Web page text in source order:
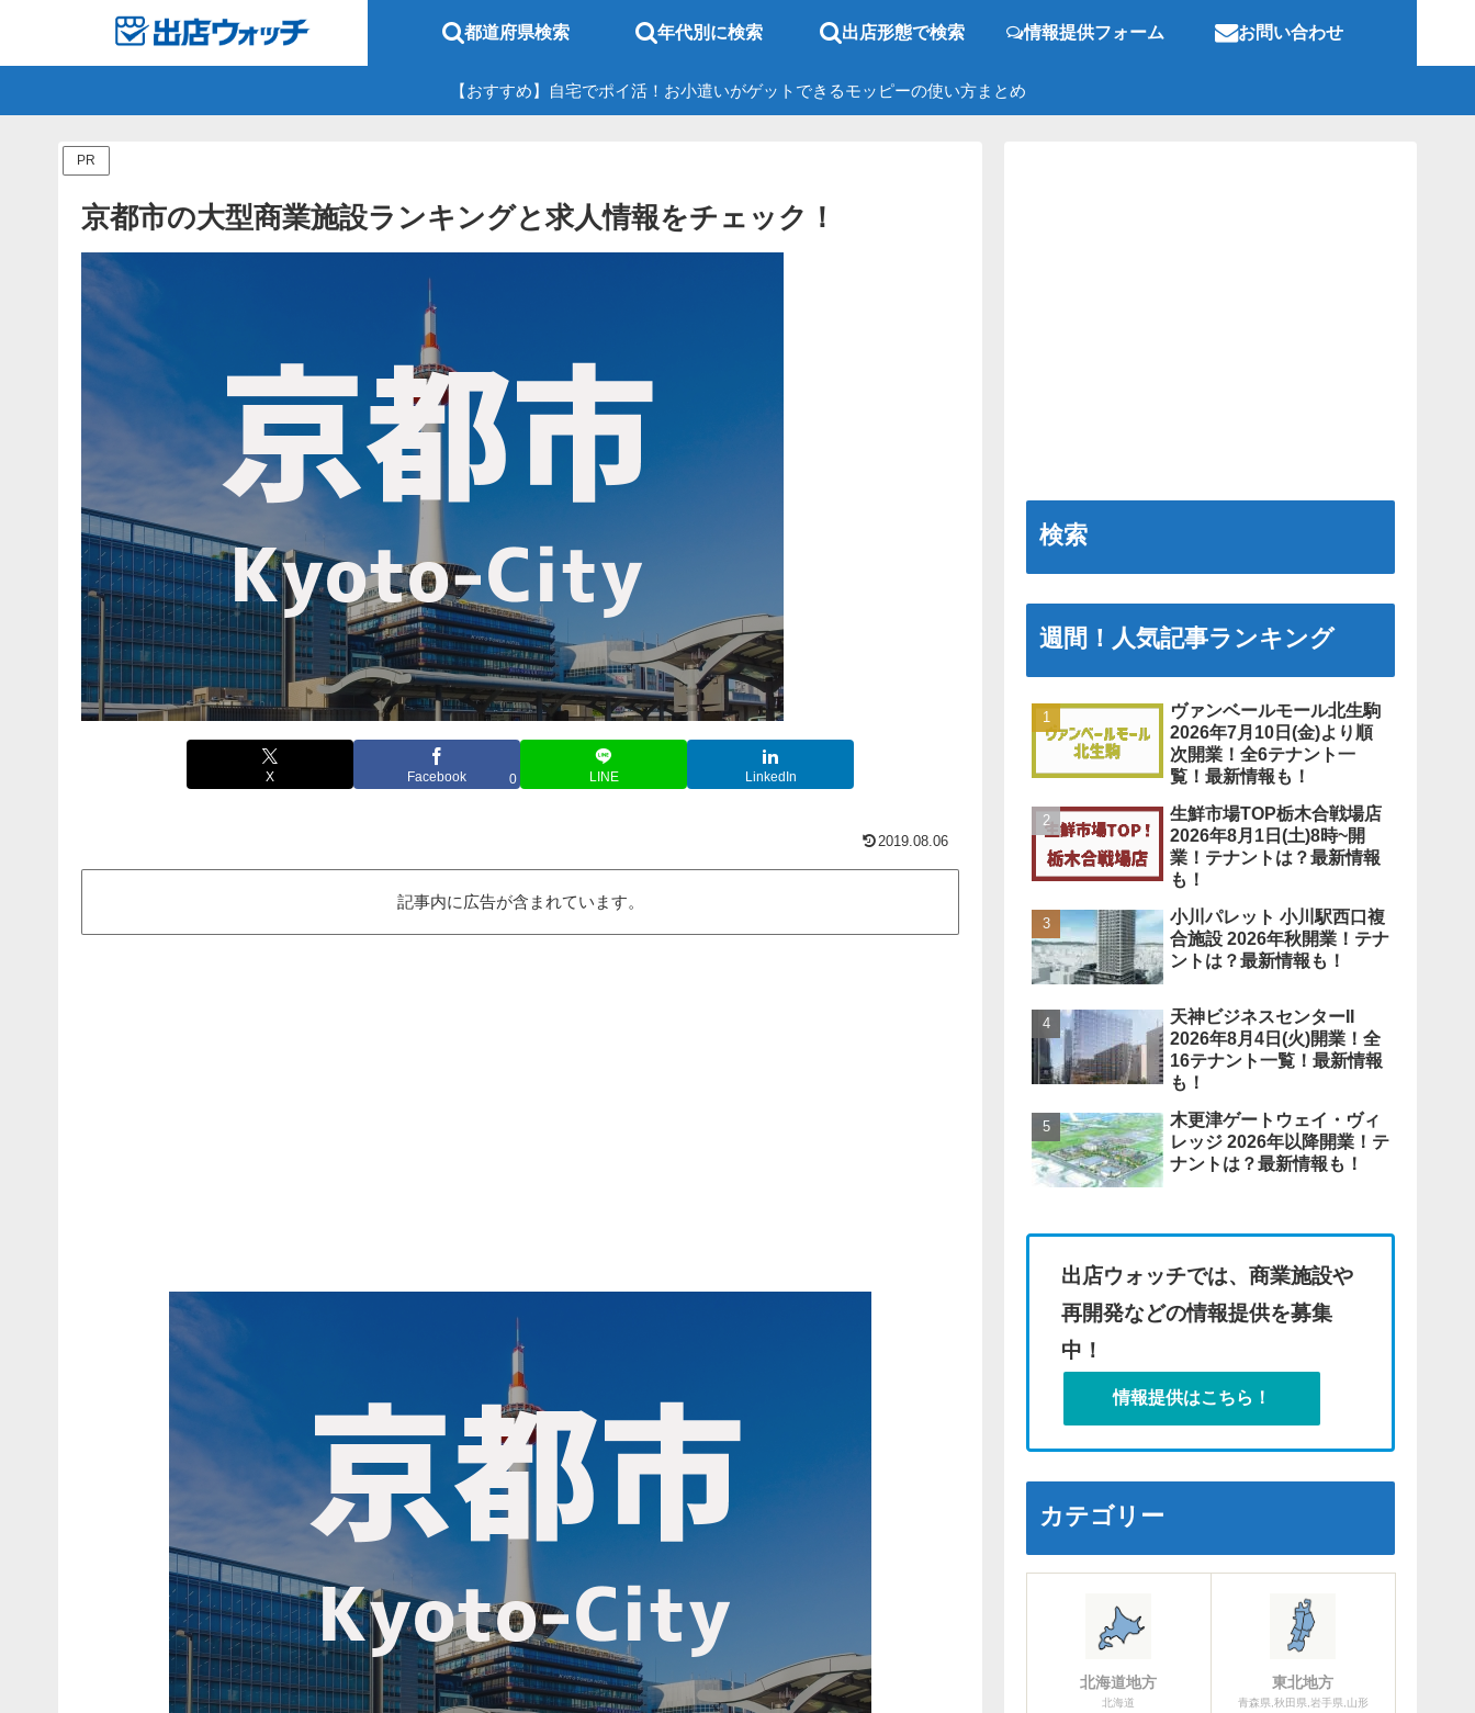
都道府県検索 年代別に検索 出店形態で検索 情報提供フォーム お問い合わせ
【おすすめ】自宅でポイ活！お小遣いがゲットできるモッピーの使い方まとめ
PR
京都市の大型商業施設ランキングと求人情報をチェック！
X Facebook 0 LINE LinkedIn
2019.08.06
記事内に広告が含まれています。
検索
週間！人気記事ランキング
ヴァンベールモール北生駒
2026年7月10日(金)より順
次開業！全6テナント一
覧！最新情報も！
生鮮市場TOP栃木合戦場店
2026年8月1日(土)8時~開
業！テナントは？最新情報
も！
小川パレット 小川駅西口複
合施設 2026年秋開業！テナ
ントは？最新情報も！
天神ビジネスセンターII
2026年8月4日(火)開業！全
16テナント一覧！最新情報
も！
木更津ゲートウェイ・ヴィ
レッジ 2026年以降開業！テ
ナントは？最新情報も！
出店ウォッチでは、商業施設や
再開発などの情報提供を募集
中！
情報提供はこちら！
カテゴリー
北海道地方
北海道
東北地方
青森県,秋田県,岩手県,山形